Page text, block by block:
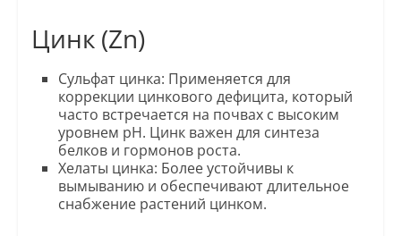
Цинк (Zn)
Сульфат цинка: Применяется для
коррекции цинкового дефицита, который
часто встречается на почвах с высоким
уровнем pH. Цинк важен для синтеза
белков и гормонов роста.
Хелаты цинка: Более устойчивы к
вымыванию и обеспечивают длительное
снабжение растений цинком.